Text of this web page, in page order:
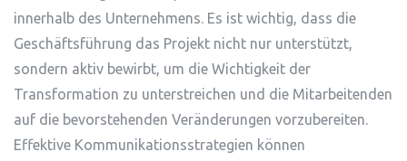
innerhalb des Unternehmens. Es ist wichtig, dass die
Geschäftsführung das Projekt nicht nur unterstützt,
sondern aktiv bewirbt, um die Wichtigkeit der
Transformation zu unterstreichen und die Mitarbeitenden
auf die bevorstehenden Veränderungen vorzubereiten.
Effektive Kommunikationsstrategien können